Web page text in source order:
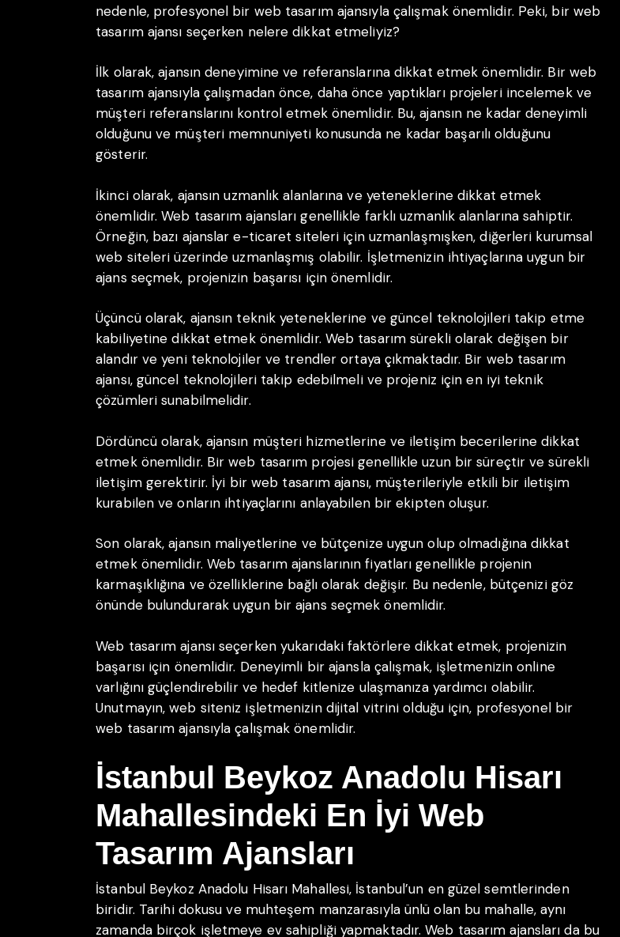
nedenle, profesyonel bir web tasarım ajansıyla çalışmak önemlidir. Peki, bir web
tasarım ajansı seçerken nelere dikkat etmeliyiz?
İlk olarak, ajansın deneyimine ve referanslarına dikkat etmek önemlidir. Bir web
tasarım ajansıyla çalışmadan önce, daha önce yaptıkları projeleri incelemek ve
müşteri referanslarını kontrol etmek önemlidir. Bu, ajansın ne kadar deneyimli
olduğunu ve müşteri memnuniyeti konusunda ne kadar başarılı olduğunu
gösterir.
İkinci olarak, ajansın uzmanlık alanlarına ve yeteneklerine dikkat etmek
önemlidir. Web tasarım ajansları genellikle farklı uzmanlık alanlarına sahiptir.
Örneğin, bazı ajanslar e-ticaret siteleri için uzmanlaşmışken, diğerleri kurumsal
web siteleri üzerinde uzmanlaşmış olabilir. İşletmenizin ihtiyaçlarına uygun bir
ajans seçmek, projenizin başarısı için önemlidir.
Üçüncü olarak, ajansın teknik yeteneklerine ve güncel teknolojileri takip etme
kabiliyetine dikkat etmek önemlidir. Web tasarım sürekli olarak değişen bir
alandır ve yeni teknolojiler ve trendler ortaya çıkmaktadır. Bir web tasarım
ajansı, güncel teknolojileri takip edebilmeli ve projeniz için en iyi teknik
çözümleri sunabilmelidir.
Dördüncü olarak, ajansın müşteri hizmetlerine ve iletişim becerilerine dikkat
etmek önemlidir. Bir web tasarım projesi genellikle uzun bir süreçtir ve sürekli
iletişim gerektirir. İyi bir web tasarım ajansı, müşterileriyle etkili bir iletişim
kurabilen ve onların ihtiyaçlarını anlayabilen bir ekipten oluşur.
Son olarak, ajansın maliyetlerine ve bütçenize uygun olup olmadığına dikkat
etmek önemlidir. Web tasarım ajanslarının fiyatları genellikle projenin
karmaşıklığına ve özelliklerine bağlı olarak değişir. Bu nedenle, bütçenizi göz
önünde bulundurarak uygun bir ajans seçmek önemlidir.
Web tasarım ajansı seçerken yukarıdaki faktörlere dikkat etmek, projenizin
başarısı için önemlidir. Deneyimli bir ajansla çalışmak, işletmenizin online
varlığını güçlendirebilir ve hedef kitlenize ulaşmanıza yardımcı olabilir.
Unutmayın, web siteniz işletmenizin dijital vitrini olduğu için, profesyonel bir
web tasarım ajansıyla çalışmak önemlidir.
İstanbul Beykoz Anadolu Hisarı
Mahallesindeki En İyi Web
Tasarım Ajansları
İstanbul Beykoz Anadolu Hisarı Mahallesi, İstanbul’un en güzel semtlerinden
biridir. Tarihi dokusu ve muhteşem manzarasıyla ünlü olan bu mahalle, aynı
zamanda birçok işletmeye ev sahipliği yapmaktadır. Web tasarım ajansları da bu